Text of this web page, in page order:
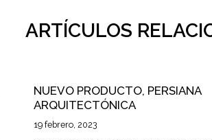
ARTÍCULOS
NUEVO PRODUCTO, PERSIANA
ARQUITECTÓNICA
19 febrero, 2023